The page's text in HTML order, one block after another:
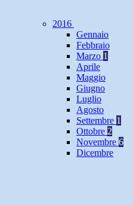
2016
Gennaio
Febbraio
Marzo 1
Aprile
Maggio
Giugno
Luglio
Agosto
Settembre 1
Ottobre 2
Novembre 6
Dicembre